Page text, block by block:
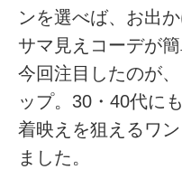
ンを選べば、お出
サマ見えコーデが
今回注目したのが
ップ。30・40代に
着映えを狙えるワ
ました。